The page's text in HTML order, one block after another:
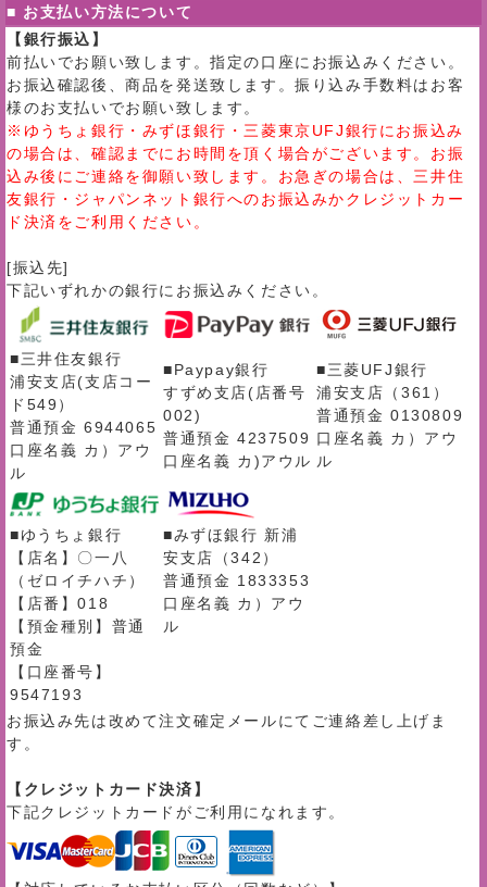
■ お支払い方法について
【銀行振込】
前払いでお願い致します。指定の口座にお振込みください。
お振込確認後、商品を発送致します。振り込み手数料はお客
様のお支払いでお願い致します。
※ゆうちょ銀行・みずほ銀行・三菱東京UFJ銀行にお振込み
の場合は、確認までにお時間を頂く場合がございます。お振
込み後にご連絡を御願い致します。お急ぎの場合は、三井住
友銀行・ジャパンネット銀行へのお振込みかクレジットカー
ド決済をご利用ください。
[振込先]
下記いずれかの銀行にお振込みください。
■三井住友銀行
浦安支店(支店コー
ド549）
普通預金 6944065
口座名義 カ）アウ
ル
■Paypay銀行
すずめ支店(店番号
002)
普通預金 4237509
口座名義 カ)アウル
■三菱UFJ銀行
浦安支店（361）
普通預金 0130809
口座名義 カ）アウ
ル
■ゆうちょ銀行
【店名】〇一八
（ゼロイチハチ）
【店番】018
【預金種別】普通
預金
【口座番号】
9547193
■みずほ銀行 新浦
安支店（342）
普通預金 1833353
口座名義 カ）アウ
ル
お振込み先は改めて注文確定メールにてご連絡差し上げま
す。
【クレジットカード決済】
下記クレジットカードがご利用になれます。